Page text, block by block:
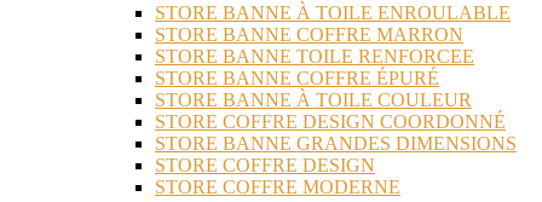
STORE BANNE À TOILE ENROULABLE
STORE BANNE COFFRE MARRON
STORE BANNE TOILE RENFORCEE
STORE BANNE COFFRE ÉPURÉ
STORE BANNE À TOILE COULEUR
STORE COFFRE DESIGN COORDONNÉ
STORE BANNE GRANDES DIMENSIONS
STORE COFFRE DESIGN
STORE COFFRE MODERNE